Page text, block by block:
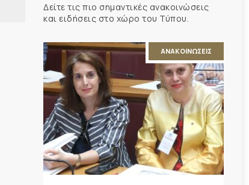
Δείτε τις πιο σημαντικές ανακοινώσεις
και ειδήσεις στο χώρο του Τύπου.
ΑΝΑΚΟΙΝΩΣΕΙΣ